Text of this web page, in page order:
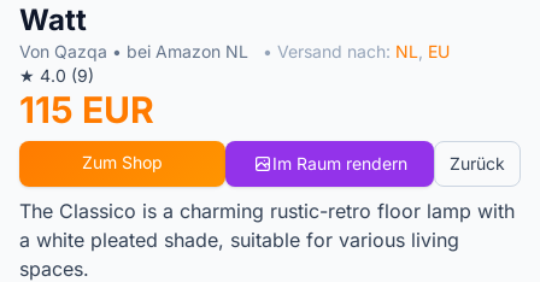
Watt
Von Qazqa • bei Amazon NL • Versand nach: NL EU
★ 4.0 (9)
115 EUR
Zum Shop Im Raum rendern Zurück
The Classico is a charming rustic-retro floor lamp with
a white pleated shade, suitable for various living
spaces.